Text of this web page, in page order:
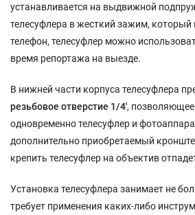
устанавливается на выдвижной
телесуфлера в жесткий зажим, который
телефон, телесуфлер можно
время репортажа на выезде.
В нижней части корпуса телесуфлера
резьбовое отверстие 1/4', позволяющее
одновременно телесуфлер и
дополнительно приобретаемый
крепить телесуфлер на объектив
Установка телесуфлера занимает не
требует применения каких-либо